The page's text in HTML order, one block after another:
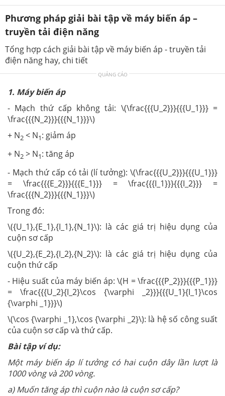
Phương pháp giải bài tập về máy biến áp –
truyền tải điện năng
Tổng hợp cách giải bài tập về máy biến áp - truyền tải
điện năng hay, chi tiết
QUẢNG CÁO
1. Máy biến áp
- Mạch thứ cấp không tải: \(\frac{{{U_2}}}{{{U_1}}} =
\frac{{{N_2}}}{{{N_1}}}\)
+ N2 < N1: giảm áp
+ N2 > N1: tăng áp
- Mạch thứ cấp có tải (lí tưởng): \(\frac{{{U_2}}}{{{U_1}}}
= \frac{{{E_2}}}{{{E_1}}} = \frac{{{I_1}}}{{{I_2}}} =
\frac{{{N_2}}}{{{N_1}}}\)
Trong đó:
\({U_1},{E_1},{I_1},{N_1}\): là các giá trị hiệu dụng của
cuộn sơ cấp
\({U_2},{E_2},{I_2},{N_2}\): là các giá trị hiệu dụng của
cuộn thứ cấp
- Hiệu suất của máy biến áp: \(H = \frac{{{P_2}}}{{{P_1}}}
= \frac{{{U_2}{I_2}\cos {\varphi _2}}}{{{U_1}{I_1}\cos
{\varphi _1}}}\)
\(\cos {\varphi _1},\cos {\varphi _2}\): là hệ số công suất
của cuộn sơ cấp và thứ cấp.
Bài tập ví dụ:
Một máy biến áp lí tưởng có hai cuộn dây lần lượt là
1000 vòng và 200 vòng.
a) Muốn tăng áp thì cuộn nào là cuộn sơ cấp?